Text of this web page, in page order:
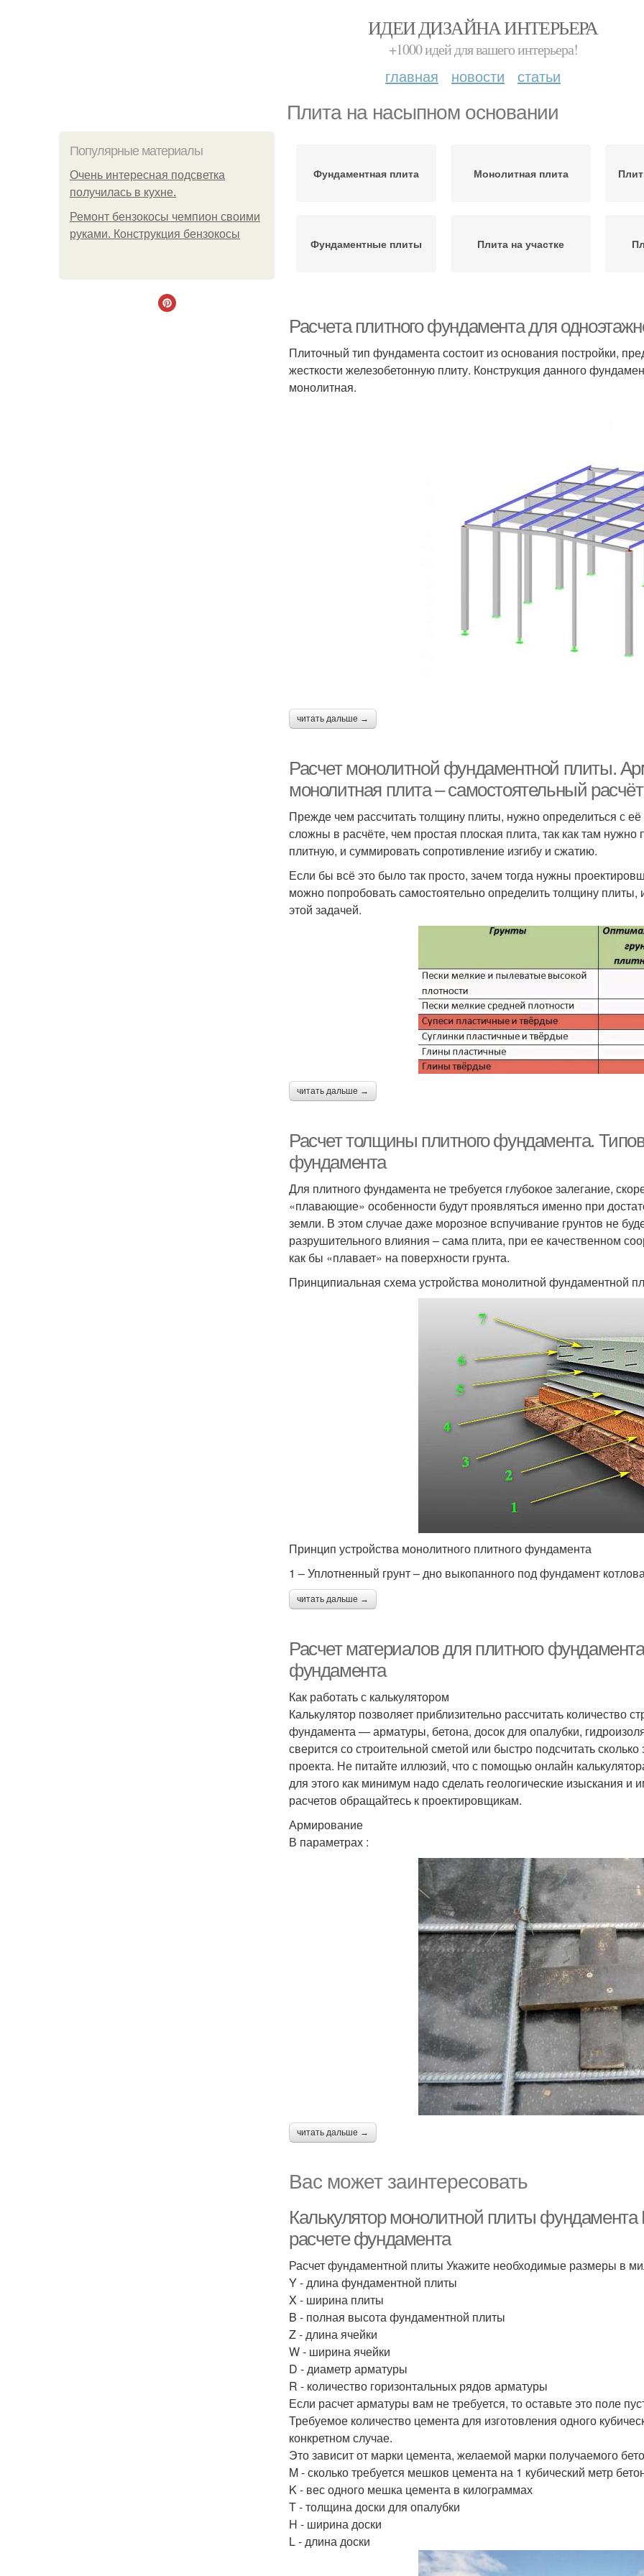
ИДЕИ ДИЗАЙНА ИНТЕРЬЕРА
+1000 идей для вашего интерьера!
главная новости статьи
Плита на насыпном основании
Популярные материалы
Очень интересная подсветка
получилась в кухне.
Ремонт бензокосы чемпион своими
руками. Конструкция бензокосы
Фундаментная плита Монолитная плита
Фундаментные плиты Плита на участке
Расчета плитного фундамента для
Плиточный тип фундамента состоит из основания постройки,
жесткости железобетонную плиту. Конструкция данного
монолитная.
читать дальше →
Расчет монолитной фундаментной плиты.
монолитная плита – самостоятельный
Прежде чем рассчитать толщину плиты, нужно определиться с
сложны в расчёте, чем простая плоская плита, так как там нужно
плитную, и суммировать сопротивление изгибу и сжатию.
Если бы всё это было так просто, зачем тогда нужны
можно попробовать самостоятельно определить толщину
этой задачей.
читать дальше →
Расчет толщины плитного фундамента.
фундамента
Для плитного фундамента не требуется глубокое залегание,
«плавающие» особенности будут проявляться именно при
земли. В этом случае даже морозное вспучивание грунтов не
разрушительного влияния – сама плита, при ее качественном
как бы «плавает» на поверхности грунта.
Принципиальная схема устройства монолитной фундаментной
Принцип устройства монолитного плитного фундамента
1 – Уплотненный грунт – дно выкопанного под фундамент
читать дальше →
Расчет материалов для плитного
фундамента
Как работать с калькулятором
Калькулятор позволяет приблизительно рассчитать количество
фундамента — арматуры, бетона, досок для опалубки,
сверится со строительной сметой или быстро подсчитать
проекта. Не питайте иллюзий, что с помощью онлайн
для этого как минимум надо сделать геологические изыскания
расчетов обращайтесь к проектировщикам.
Армирование
В параметрах :
читать дальше →
Вас может заинтересовать
Калькулятор монолитной плиты фундамента
расчете фундамента
Расчет фундаментной плиты Укажите необходимые размеры в
Y - длина фундаментной плиты
X - ширина плиты
B - полная высота фундаментной плиты
Z - длина ячейки
W - ширина ячейки
D - диаметр арматуры
R - количество горизонтальных рядов арматуры
Если расчет арматуры вам не требуется, то оставьте это поле
Требуемое количество цемента для изготовления одного
конкретном случае.
Это зависит от марки цемента, желаемой марки получаемого
M - сколько требуется мешков цемента на 1 кубический метр
K - вес одного мешка цемента в килограммах
T - толщина доски для опалубки
H - ширина доски
L - длина доски